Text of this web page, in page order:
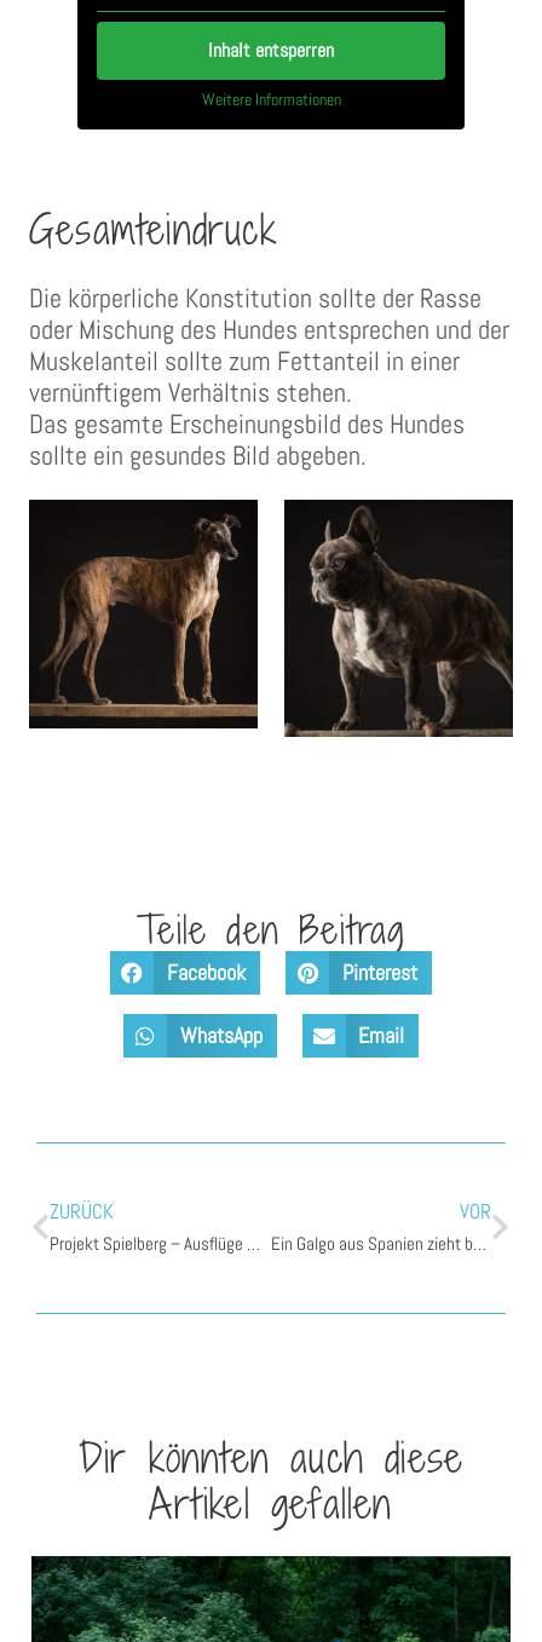
Inhalt entsperren
Weitere Informationen
Gesamteindruck
Die körperliche Konstitution sollte der Rasse
oder Mischung des Hundes entsprechen und der
Muskelanteil sollte zum Fettanteil in einer
vernünftigem Verhältnis stehen.
Das gesamte Erscheinungsbild des Hundes
sollte ein gesundes Bild abgeben.
Teile den Beitrag
Facebook Pinterest
WhatsApp Email
ZURÜCK
Projekt Spielberg – Ausflüge mit Hund im Murtal
VOR
Ein Galgo aus Spanien zieht bei mir ein!
Dir könnten auch diese
Artikel gefallen